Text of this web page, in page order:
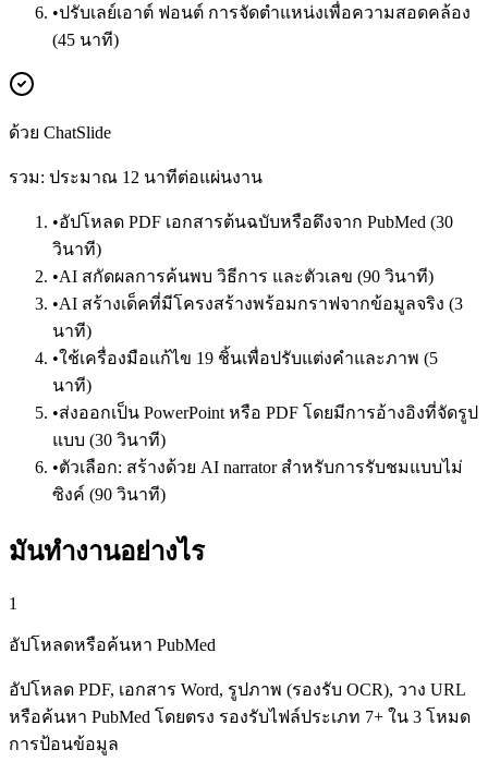
•ปรับเลย์เอาต์ ฟอนต์ การจัดตำแหน่งเพื่อความสอดคล้อง
(45 นาที)
ด้วย ChatSlide
รวม: ประมาณ 12 นาทีต่อแผ่นงาน
•อัปโหลด PDF เอกสารต้นฉบับหรือดึงจาก PubMed (30
วินาที)
•AI สกัดผลการค้นพบ วิธีการ และตัวเลข (90 วินาที)
•AI สร้างเด็คที่มีโครงสร้างพร้อมกราฟจากข้อมูลจริง (3
นาที)
•ใช้เครื่องมือแก้ไข 19 ชิ้นเพื่อปรับแต่งคำและภาพ (5
นาที)
•ส่งออกเป็น PowerPoint หรือ PDF โดยมีการอ้างอิงที่จัดรูป
แบบ (30 วินาที)
•ตัวเลือก: สร้างด้วย AI narrator สำหรับการรับชมแบบไม่
ซิงค์ (90 วินาที)
มันทำงานอย่างไร
1
อัปโหลดหรือค้นหา PubMed
อัปโหลด PDF, เอกสาร Word, รูปภาพ (รองรับ OCR), วาง URL
หรือค้นหา PubMed โดยตรง รองรับไฟล์ประเภท 7+ ใน 3 โหมด
การป้อนข้อมูล